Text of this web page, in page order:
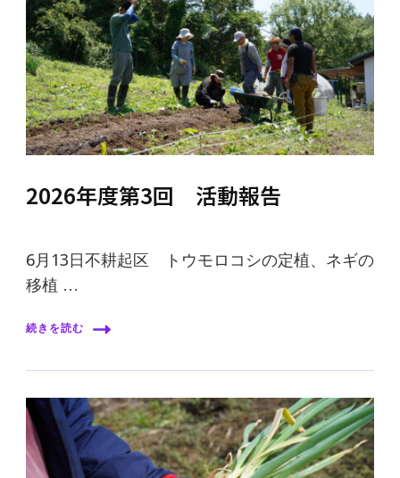
2026年度第3回 活動報告
6月13日不耕起区 トウモロコシの定植、ネギの
移植 …
続きを読む